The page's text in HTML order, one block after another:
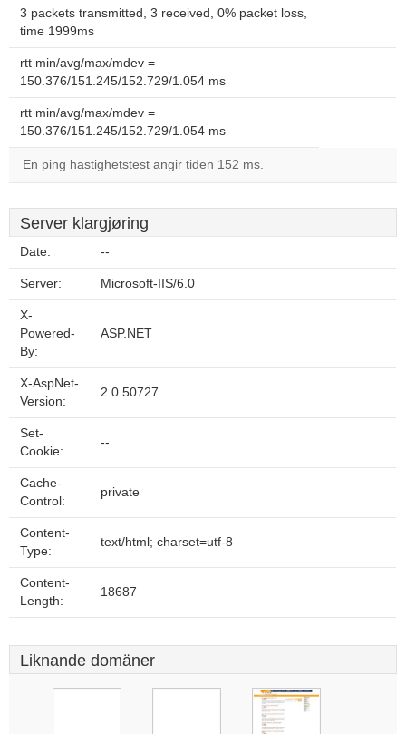
3 packets transmitted, 3 received, 0% packet loss,
time 1999ms
rtt min/avg/max/mdev =
150.376/151.245/152.729/1.054 ms
rtt min/avg/max/mdev =
150.376/151.245/152.729/1.054 ms
En ping hastighetstest angir tiden 152 ms.
Server klargjøring
Date: --
Server: Microsoft-IIS/6.0
X-
Powered-
By:
ASP.NET
X-AspNet-
Version:
2.0.50727
Set-
Cookie:
--
Cache-
Control:
private
Content-
Type:
text/html; charset=utf-8
Content-
Length:
18687
Liknande domäner